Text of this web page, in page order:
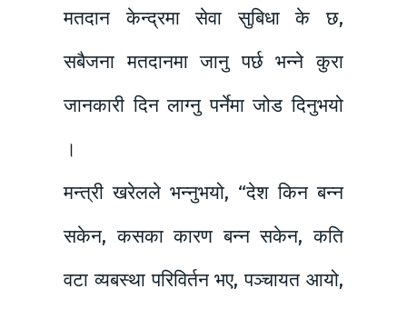
मतदान केन्द्रमा सेवा सुबिधा के छ,
सबैजना मतदानमा जानु पर्छ भन्ने कुरा
जानकारी दिन लाग्नु पर्नेमा जोड दिनुभयो
।
मन्त्री खरेलले भन्नुभयो, “देश किन बन्न
सकेन, कसका कारण बन्न सकेन, कति
वटा व्यबस्था परिविर्तन भए, पञ्चायत आयो,